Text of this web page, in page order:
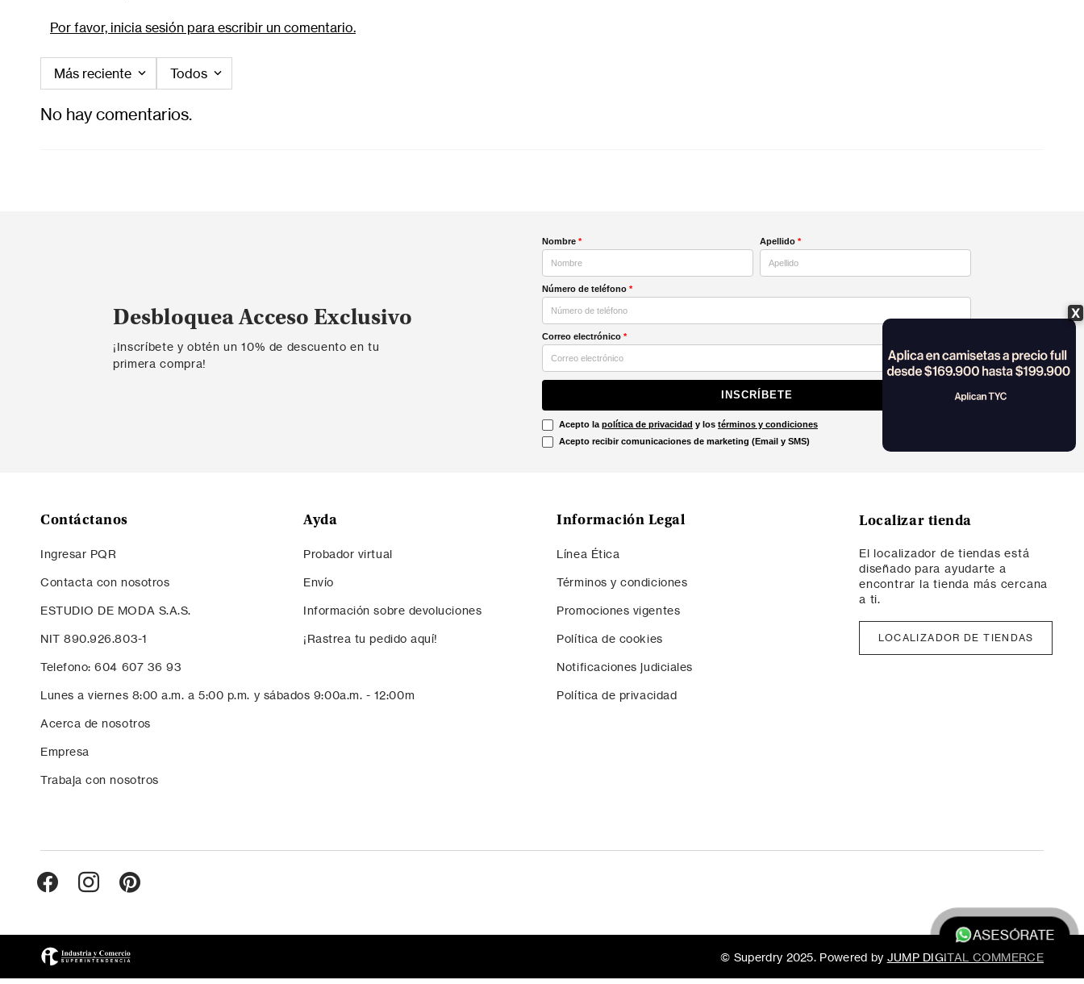
X
ASESÓRATE
Por favor, inicia sesión para escribir un comentario.
Más reciente Todos
No hay comentarios.
Desbloquea Acceso Exclusivo
¡Inscríbete y obtén un 10% de descuento en tu
primera compra!
Nombre * Apellido *
Número de teléfono *
Correo electrónico *
INSCRÍBETE
Acepto la política de privacidad y los términos y condiciones
Acepto recibir comunicaciones de marketing (Email y SMS)
Contáctanos
Ingresar PQR
Contacta con nosotros
ESTUDIO DE MODA S.A.S.
NIT 890.926.803-1
Telefono: 604 607 36 93
Lunes a viernes 8:00 a.m. a 5:00 p.m. y sábados 9:00a.m. - 12:00m
Acerca de nosotros
Empresa
Trabaja con nosotros
Ayda
Probador virtual
Envío
Información sobre devoluciones
¡Rastrea tu pedido aquí!
Información Legal
Línea Ética
Términos y condiciones
Promociones vigentes
Política de cookies
Notificaciones judiciales
Política de privacidad
Localizar tienda
El localizador de tiendas está
diseñado para ayudarte a
encontrar la tienda más cercana
a ti.
LOCALIZADOR DE TIENDAS
© Superdry 2025. Powered by JUMP DIGITAL COMMERCE